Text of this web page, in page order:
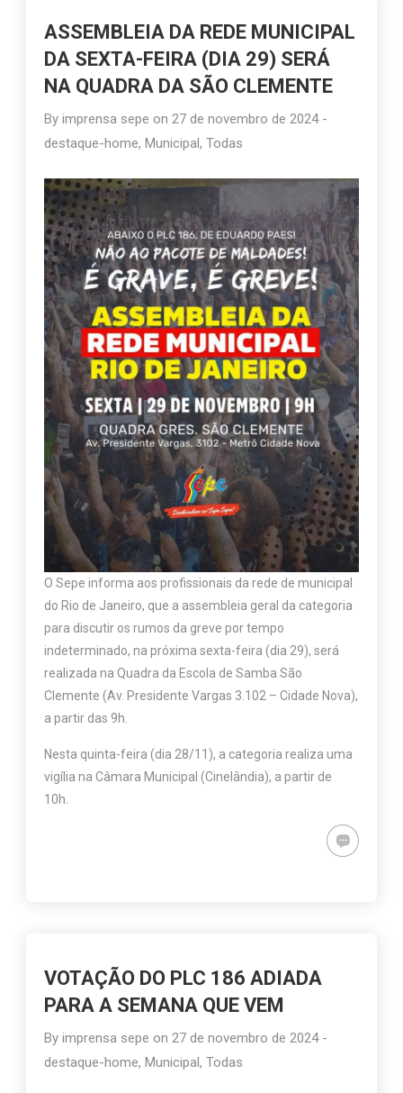
ASSEMBLEIA DA REDE MUNICIPAL
DA SEXTA-FEIRA (DIA 29) SERÁ
NA QUADRA DA SÃO CLEMENTE
Byimprensa sepe on27 de novembro de 2024 -
destaque-home,Municipal,Todas
O Sepe informa aos profissionais da rede de municipal
do Rio de Janeiro, que a assembleia geral da categoria
para discutir os rumos da greve por tempo
indeterminado, na próxima sexta-feira (dia 29), será
realizada na Quadra da Escola de Samba São
Clemente (Av. Presidente Vargas 3.102 – Cidade Nova),
a partir das 9h.
Nesta quinta-feira (dia 28/11), a categoria realiza uma
vigília na Câmara Municipal (Cinelândia), a partir de
10h.
VOTAÇÃO DO PLC 186 ADIADA
PARA A SEMANA QUE VEM
Byimprensa sepe on27 de novembro de 2024 -
destaque-home,Municipal,Todas